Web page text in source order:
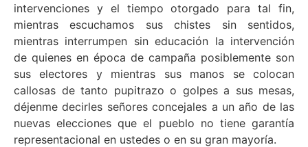
intervenciones y el tiempo otorgado para tal fin,
mientras escuchamos sus chistes sin sentidos,
mientras interrumpen sin educación la intervención
de quienes en época de campaña posiblemente son
sus electores y mientras sus manos se colocan
callosas de tanto pupitrazo o golpes a sus mesas,
déjenme decirles señores concejales a un año de las
nuevas elecciones que el pueblo no tiene garantía
representacional en ustedes o en su gran mayoría.